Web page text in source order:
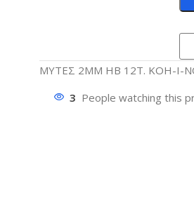
ΜΥΤΕΣ 2ΜΜ HΒ 12Τ. KOH-I-
3 People watching this